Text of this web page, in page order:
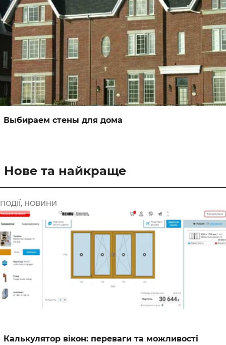
Выбираем стены для дома
Нове та найкраще
Калькулятор вікон: переваги та можливості
ПОДІЇ, НОВИНИ